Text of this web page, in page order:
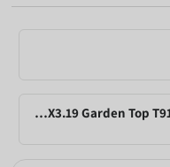
מחסן מתכת פרמיום דגם 2.77X3.19 Garden Top T910